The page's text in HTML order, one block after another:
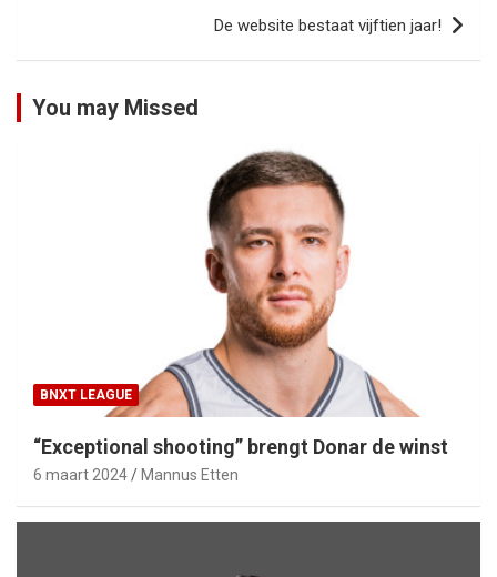
De website bestaat vijftien jaar!
You may Missed
BNXT LEAGUE
“Exceptional shooting” brengt Donar de winst
6 maart 2024 Mannus Etten